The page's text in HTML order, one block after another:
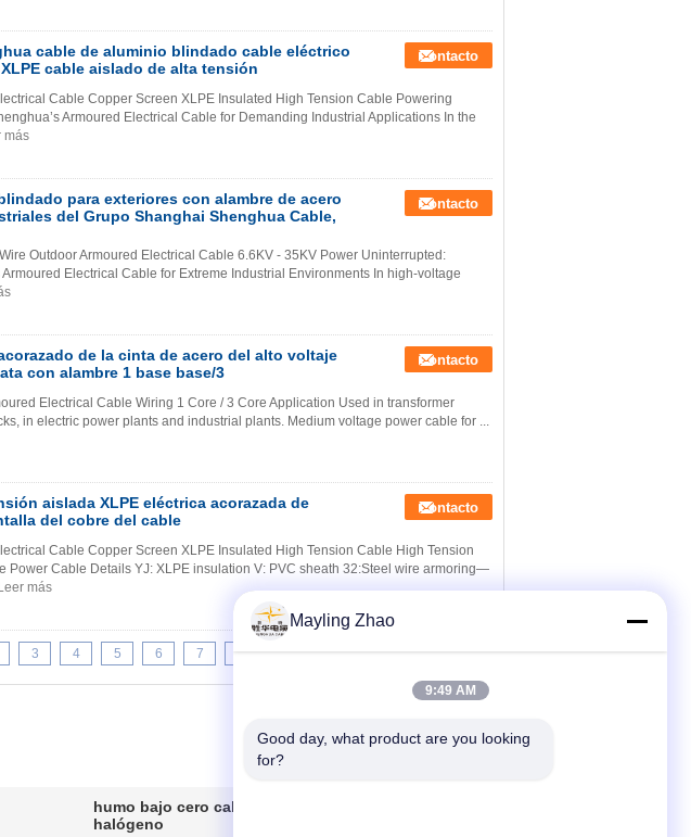
cable de aluminio blindado cable eléctrico
cable aislado de alta tensión
Contacto
Cable Copper Screen XLPE Insulated High Tension Cable Powering
Armoured Electrical Cable for Demanding Industrial Applications In the
más
para exteriores con alambre de acero
del Grupo Shanghai Shenghua Cable,
Contacto
Outdoor Armoured Electrical Cable 6.6KV - 35KV Power Uninterrupted:
Electrical Cable for Extreme Industrial Environments In high-voltage
de la cinta de acero del alto voltaje
con alambre 1 base base/3
Contacto
Electrical Cable Wiring 1 Core / 3 Core Application Used in transformer
in electric power plants and industrial plants. Medium voltage power cable for ...
aislada XLPE eléctrica acorazada de
del cobre del cable
Contacto
Cable Copper Screen XLPE Insulated High Tension Cable High Tension
Power Cable Details YJ: XLPE insulation V: PVC sheath 32:Steel wire armoring—
Leer más
3 4 5 6 7 8 9 10 >> >|
humo bajo cero cable del
halógeno
Mayling Zhao
9:49 AM
Good day, what product are you looking
for?